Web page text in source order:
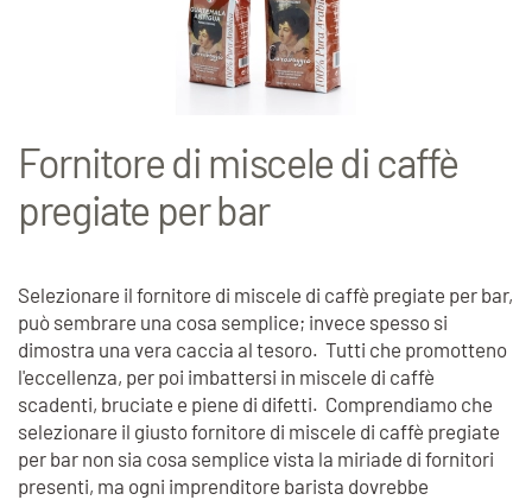
Fornitore di miscele di caffè
pregiate per bar
Selezionare il fornitore di miscele di caffè pregiate per bar,
può sembrare una cosa semplice; invece spesso si
dimostra una vera caccia al tesoro. Tutti che promotteno
l'eccellenza, per poi imbattersi in miscele di caffè
scadenti, bruciate e piene di difetti. Comprendiamo che
selezionare il giusto fornitore di miscele di caffè pregiate
per bar non sia cosa semplice vista la miriade di fornitori
presenti, ma ogni imprenditore barista dovrebbe